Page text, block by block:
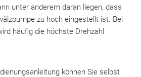
unter anderem daran liegen, dass
zu hoch eingestellt ist. Bei
häufig die höchste Drehzahl
können Sie selbst